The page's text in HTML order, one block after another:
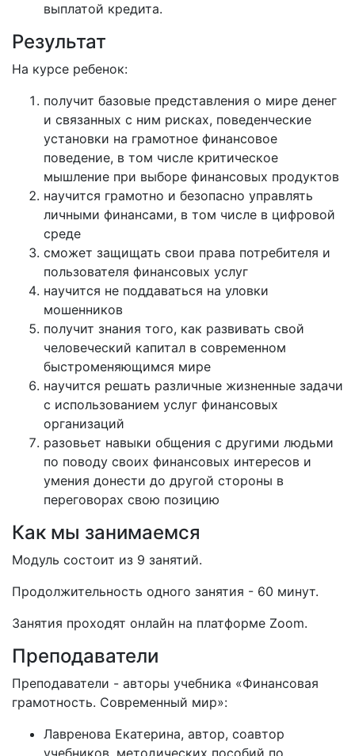
выплатой кредита.
Результат
На курсе ребенок:
получит базовые представления о мире денег
и связанных с ним рисках, поведенческие
установки на грамотное финансовое
поведение, в том числе критическое
мышление при выборе финансовых продуктов
научится грамотно и безопасно управлять
личными финансами, в том числе в цифровой
среде
сможет защищать свои права потребителя и
пользователя финансовых услуг
научится не поддаваться на уловки
мошенников
получит знания того, как развивать свой
человеческий капитал в современном
быстроменяющимся мире
научится решать различные жизненные задачи
с использованием услуг финансовых
организаций
разовьет навыки общения с другими людьми
по поводу своих финансовых интересов и
умения донести до другой стороны в
переговорах свою позицию
Как мы занимаемся
Модуль состоит из 9 занятий.
Продолжительность одного занятия - 60 минут.
Занятия проходят онлайн на платформе Zoom.
Преподаватели
Преподаватели - авторы учебника «Финансовая
грамотность. Современный мир»:
Лавренова Екатерина, автор, соавтор
учебников, методических пособий по